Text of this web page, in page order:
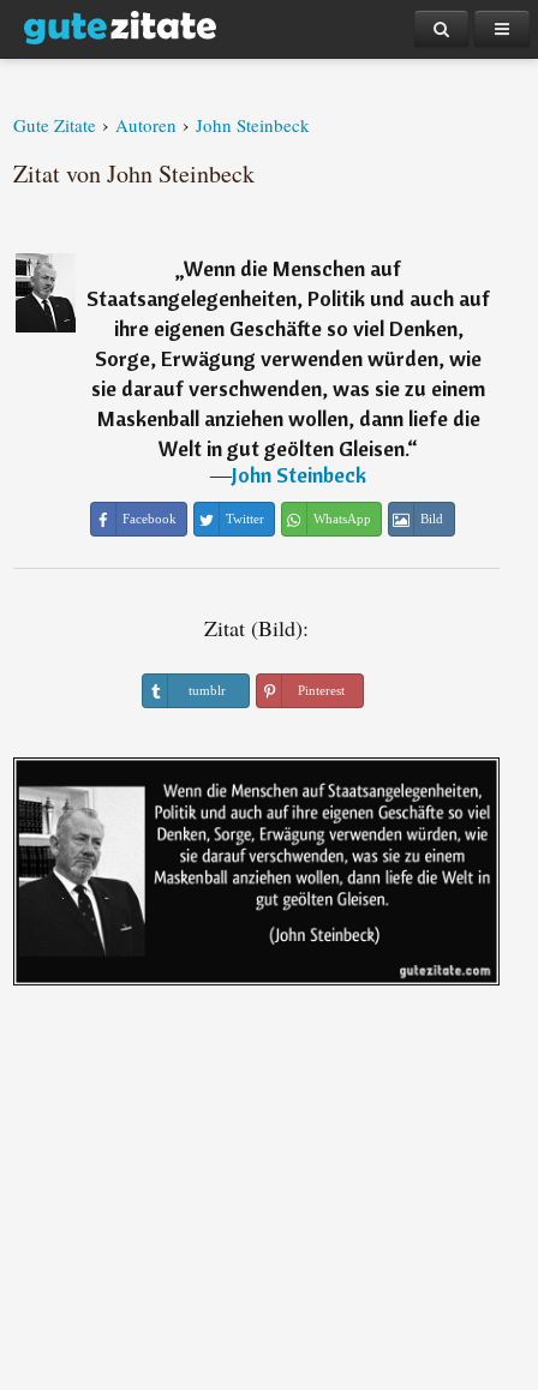
Gute Zitate › Autoren › John Steinbeck
Zitat von John Steinbeck
„Wenn die Menschen auf
Staatsangelegenheiten, Politik und auch auf
ihre eigenen Geschäfte so viel Denken,
Sorge, Erwägung verwenden würden, wie
sie darauf verschwenden, was sie zu einem
Maskenball anziehen wollen, dann liefe die
Welt in gut geölten Gleisen.“
―John Steinbeck
Facebook Twitter WhatsApp Bild
Zitat (Bild):
tumblr Pinterest